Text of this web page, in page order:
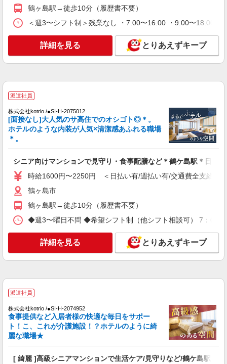
キープ
株式会社kotrio /●SI-H-2101751
鶴ケ島駅近く＊即日勤務･お試し勤務OK◎シニ
アマンションSTAFF
キープ 詳細を見る
≪鶴ケ島駅≫夜勤なし！未経験・ブランクOK
のデイスタッフ
鶴ヶ島市
キープ 詳細を見る
介護付き有料老人ホームでの夜専介護士
埼玉県鶴ケ島市
詳細を見る
職業紹介
鶴ヶ島駅→徒歩10分（履歴書不要）
＜週3〜シフト制＞残業なし ・7:00〜16:00 ・9:00〜
詳細を見る とりあえずキープ
派遣社員
株式会社kotrio /●SI-H-2075012
[面接なし]大人気のサ高住でのオシゴト◎＊。
ホテルのような内装が人気×清潔感あふれる職場
＊。
シニア向けマンションで見守り・食事配膳など＊鶴ケ島駅＊日払可
時給1600円〜2250円 ＜日払い有/週払い有/交通費全支給(ガ
鶴ヶ島市
鶴ヶ島駅→徒歩10分（履歴書不要）
◆週3〜曜日不問 ◆希望シフト制（他シフト相談可） 7：
詳細を見る とりあえずキープ
派遣社員
株式会社kotrio /●SI-H-2074952
食事提供など入居者様の快適な毎日をサポー
ト！こ、これが介護施設！？ホテルのように綺
麗な職場★
[ 綺麗 ]高級シニアマンションで生活ケア/見守りなど/鶴ケ島駅